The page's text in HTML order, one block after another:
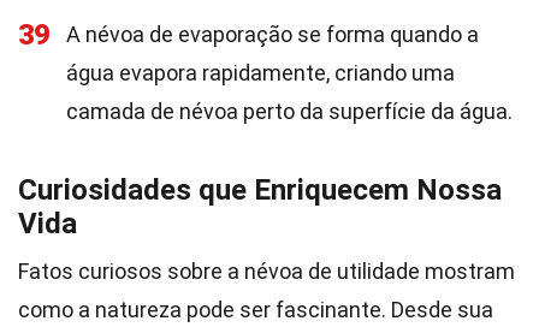
39
A névoa de evaporação se forma quando a
água evapora rapidamente, criando uma
camada de névoa perto da superfície da água.
Curiosidades que Enriquecem Nossa
Vida
Fatos curiosos sobre a névoa de utilidade mostram
como a natureza pode ser fascinante. Desde sua